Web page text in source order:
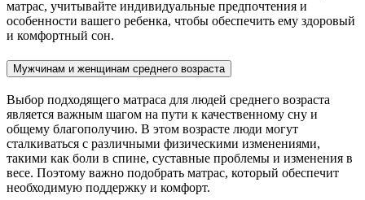
матрас, учитывайте индивидуальные предпочтения и
особенности вашего ребенка, чтобы обеспечить ему здоровый
и комфортный сон.
Мужчинам и женщинам среднего возраста
Выбор подходящего матраса для людей среднего возраста
является важным шагом на пути к качественному сну и
общему благополучию. В этом возрасте люди могут
сталкиваться с различными физическими изменениями,
такими как боли в спине, суставные проблемы и изменения в
весе. Поэтому важно подобрать матрас, который обеспечит
необходимую поддержку и комфорт.